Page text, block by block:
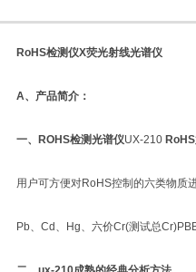
RoHS检测仪X荧光射线光谱仪
A、产品简介：
一、ROHS检测光谱仪UX-210
用户可方便对RoHS控制的六类物质
Pb、Cd、Hg、六价Cr(测试总